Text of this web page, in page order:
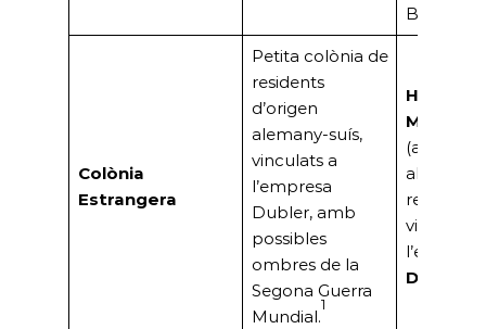
Colònia
Estrangera
Petita colònia de
residents
d’origen
alemany-suís,
vinculats a
l’empresa
Dubler, amb
possibles
ombres de la
Segona Guerra
Mundial.
1
Hanno
altres
residents
vinculats
l’empresa
Dubler